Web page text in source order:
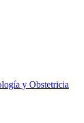
y Obstetricia